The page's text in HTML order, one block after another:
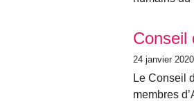
Conseil
24 janvier 2020
Le Conseil
membres